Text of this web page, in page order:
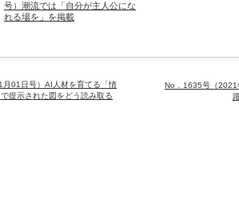
号）潮流では「自分が主人公にな
れる場を」を掲載
01日号）AI人材を育てる「情
提示された図をどう読み取る
No．1635号（2021